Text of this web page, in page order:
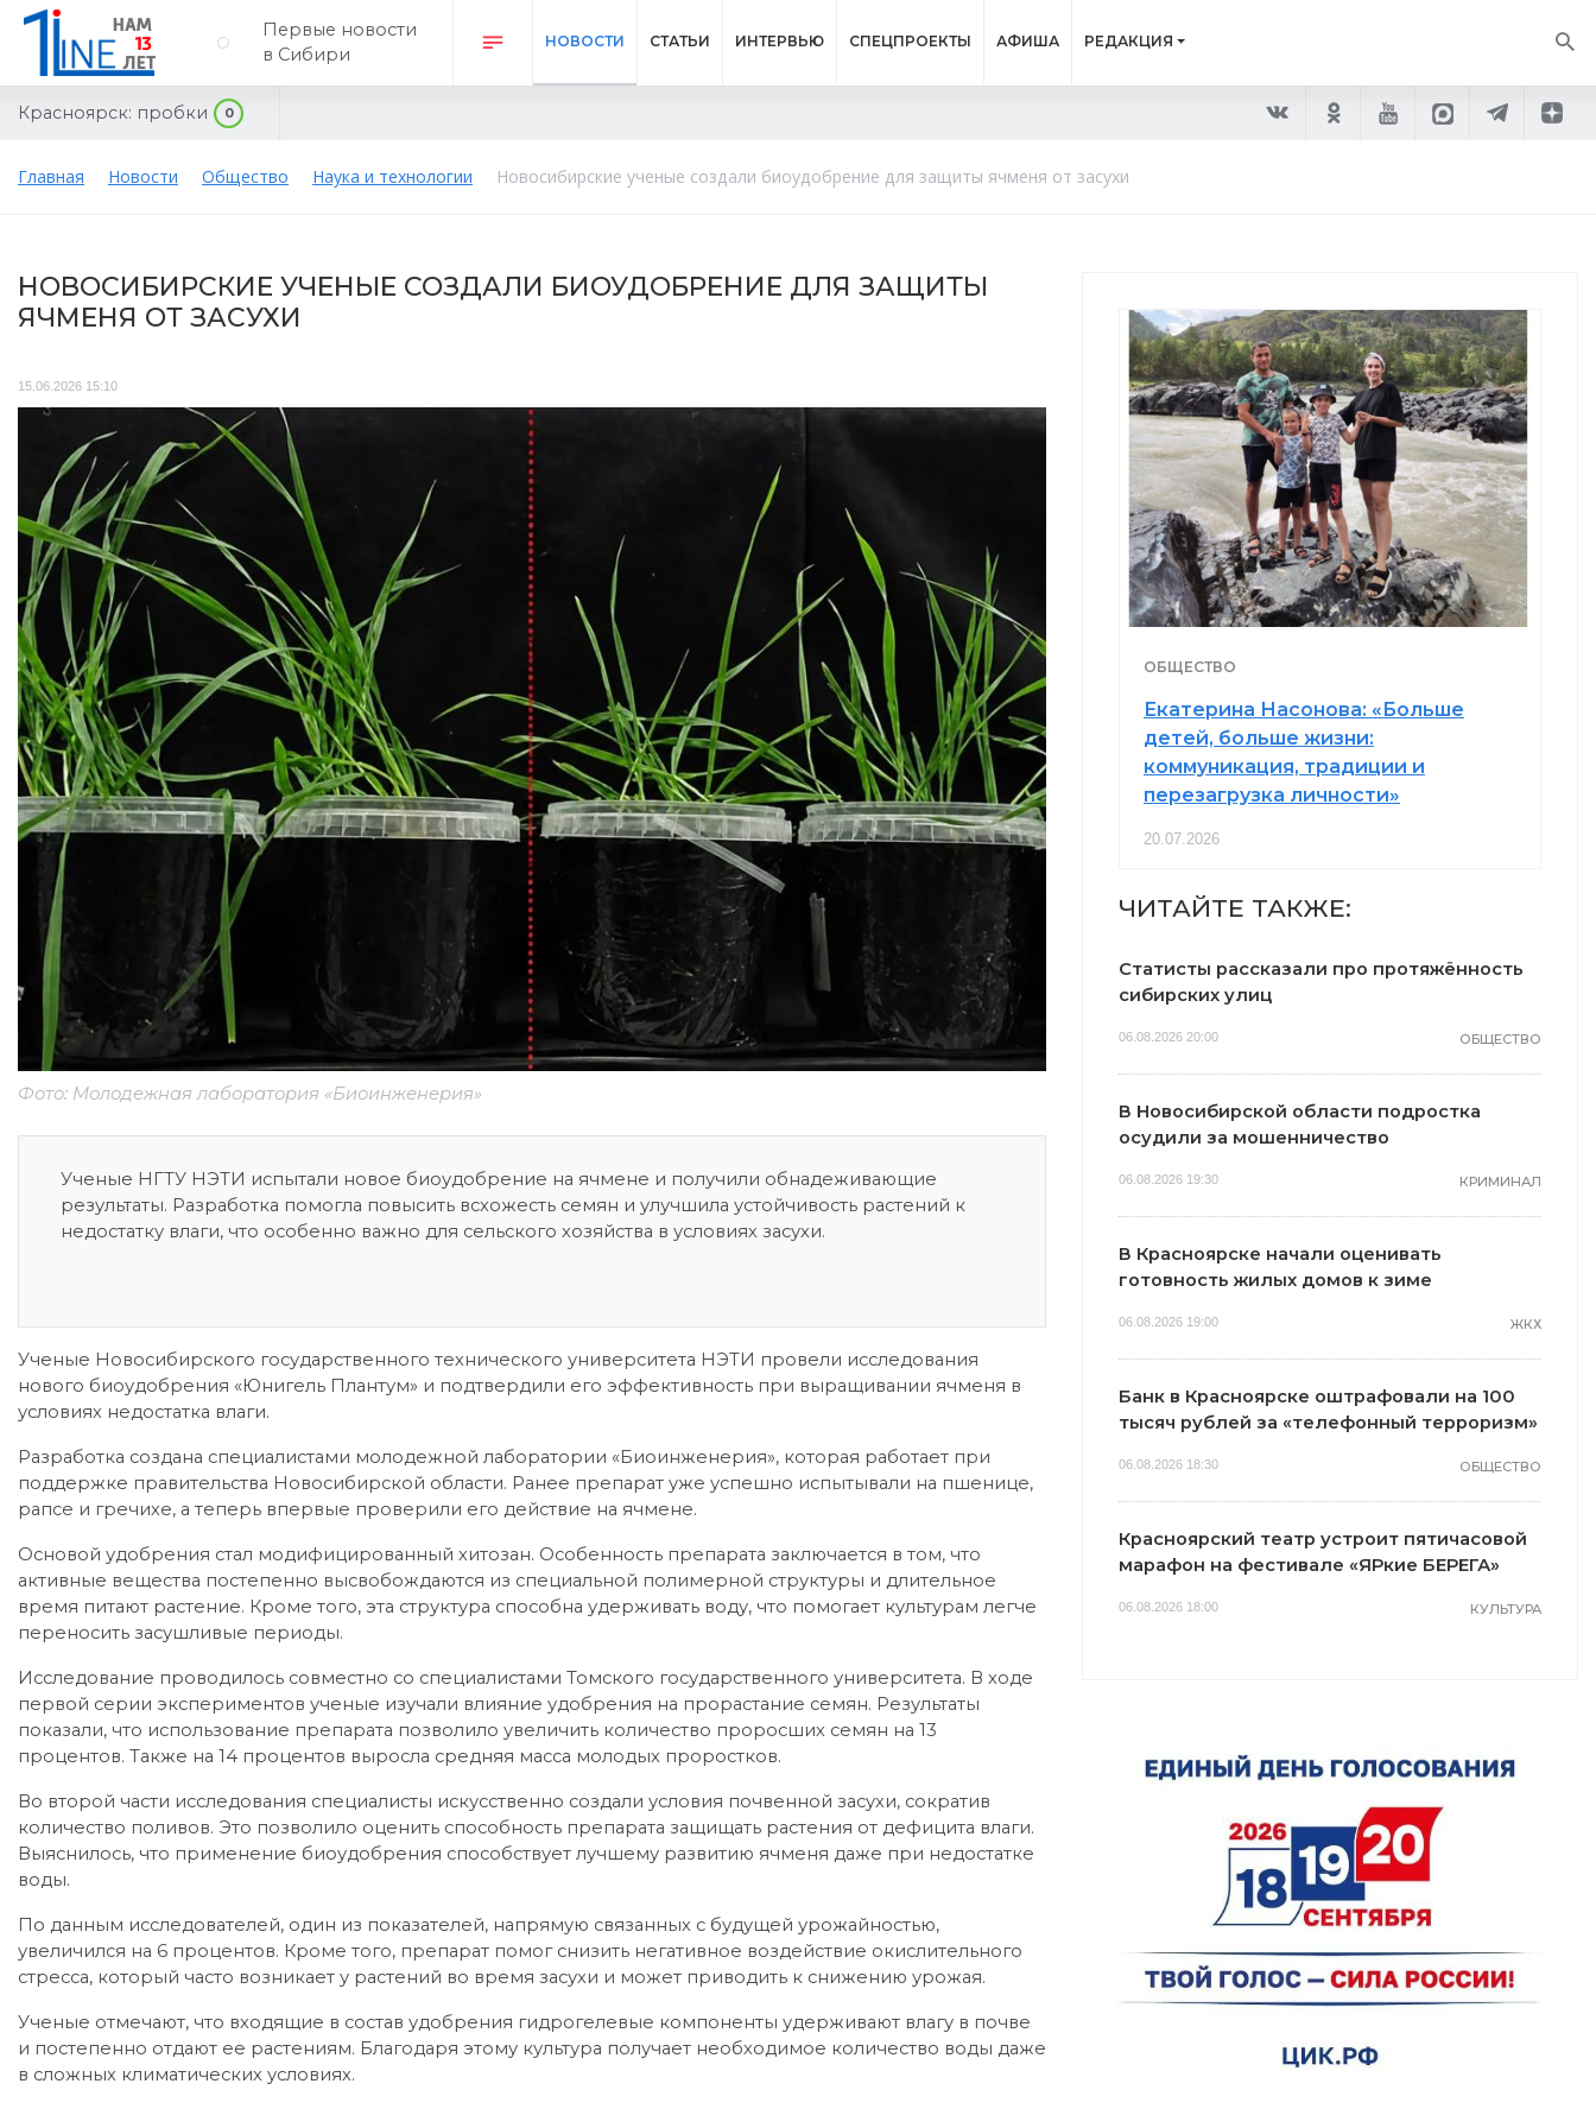
Первые новости
в Сибири
НОВОСТИ СТАТЬИ ИНТЕРВЬЮ СПЕЦПРОЕКТЫ АФИША РЕДАКЦИЯ
Красноярск: пробки 0
Главная Новости Общество Наука и технологии Новосибирские ученые создали биоудобрение для защиты ячменя от засухи
НОВОСИБИРСКИЕ УЧЕНЫЕ СОЗДАЛИ БИОУДОБРЕНИЕ ДЛЯ ЗАЩИТЫ
ЯЧМЕНЯ ОТ ЗАСУХИ
15.06.2026 15:10
Фото: Молодежная лаборатория «Биоинженерия»
Ученые НГТУ НЭТИ испытали новое биоудобрение на ячмене и получили обнадеживающие
результаты. Разработка помогла повысить всхожесть семян и улучшила устойчивость растений к
недостатку влаги, что особенно важно для сельского хозяйства в условиях засухи.
Ученые Новосибирского государственного технического университета НЭТИ провели исследования
нового биоудобрения «Юнигель Плантум» и подтвердили его эффективность при выращивании ячменя в
условиях недостатка влаги.
Разработка создана специалистами молодежной лаборатории «Биоинженерия», которая работает при
поддержке правительства Новосибирской области. Ранее препарат уже успешно испытывали на пшенице,
рапсе и гречихе, а теперь впервые проверили его действие на ячмене.
Основой удобрения стал модифицированный хитозан. Особенность препарата заключается в том, что
активные вещества постепенно высвобождаются из специальной полимерной структуры и длительное
время питают растение. Кроме того, эта структура способна удерживать воду, что помогает культурам легче
переносить засушливые периоды.
Исследование проводилось совместно со специалистами Томского государственного университета. В ходе
первой серии экспериментов ученые изучали влияние удобрения на прорастание семян. Результаты
показали, что использование препарата позволило увеличить количество проросших семян на 13
процентов. Также на 14 процентов выросла средняя масса молодых проростков.
Во второй части исследования специалисты искусственно создали условия почвенной засухи, сократив
количество поливов. Это позволило оценить способность препарата защищать растения от дефицита влаги.
Выяснилось, что применение биоудобрения способствует лучшему развитию ячменя даже при недостатке
воды.
По данным исследователей, один из показателей, напрямую связанных с будущей урожайностью,
увеличился на 6 процентов. Кроме того, препарат помог снизить негативное воздействие окислительного
стресса, который часто возникает у растений во время засухи и может приводить к снижению урожая.
Ученые отмечают, что входящие в состав удобрения гидрогелевые компоненты удерживают влагу в почве
и постепенно отдают ее растениям. Благодаря этому культура получает необходимое количество воды даже
в сложных климатических условиях.
ОБЩЕСТВО
Екатерина Насонова: «Больше
детей, больше жизни:
коммуникация, традиции и
перезагрузка личности»
20.07.2026
ЧИТАЙТЕ ТАКЖЕ:
Статисты рассказали про протяжённость
сибирских улиц
06.08.2026 20:00 ОБЩЕСТВО
В Новосибирской области подростка
осудили за мошенничество
06.08.2026 19:30 КРИМИНАЛ
В Красноярске начали оценивать
готовность жилых домов к зиме
06.08.2026 19:00 ЖКХ
Банк в Красноярске оштрафовали на 100
тысяч рублей за «телефонный терроризм»
06.08.2026 18:30 ОБЩЕСТВО
Красноярский театр устроит пятичасовой
марафон на фестивале «ЯРкие БЕРЕГА»
06.08.2026 18:00 КУЛЬТУРА